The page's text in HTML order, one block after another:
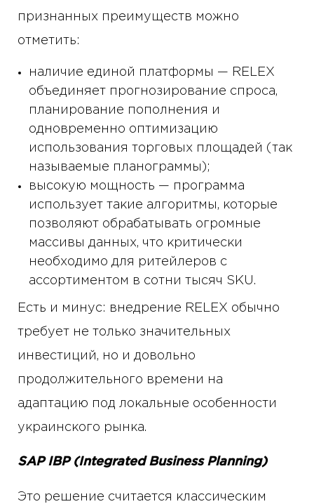
признанных преимуществ можно
отметить:
наличие единой платформы — RELEX
объединяет прогнозирование спроса,
планирование пополнения и
одновременно оптимизацию
использования торговых площадей (так
называемые планограммы);
высокую мощность — программа
использует такие алгоритмы, которые
позволяют обрабатывать огромные
массивы данных, что критически
необходимо для ритейлеров с
ассортиментом в сотни тысяч SKU.
Есть и минус: внедрение RELEX обычно
требует не только значительных
инвестиций, но и довольно
продолжительного времени на
адаптацию под локальные особенности
украинского рынка.
SAP IBP (Integrated Business Planning)
Это решение считается классическим